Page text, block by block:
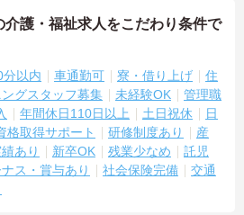
介護・福祉求人をこだわり条件で
以内 車通勤可 寮・借り上げ
住
グスタッフ募集 未経験OK
管理職
年間休日110日以上 土日祝休
日
格取得サポート 研修制度あり
産
あり
新卒OK 残業少なめ
託児
ス・賞与あり 社会保険完備
交通